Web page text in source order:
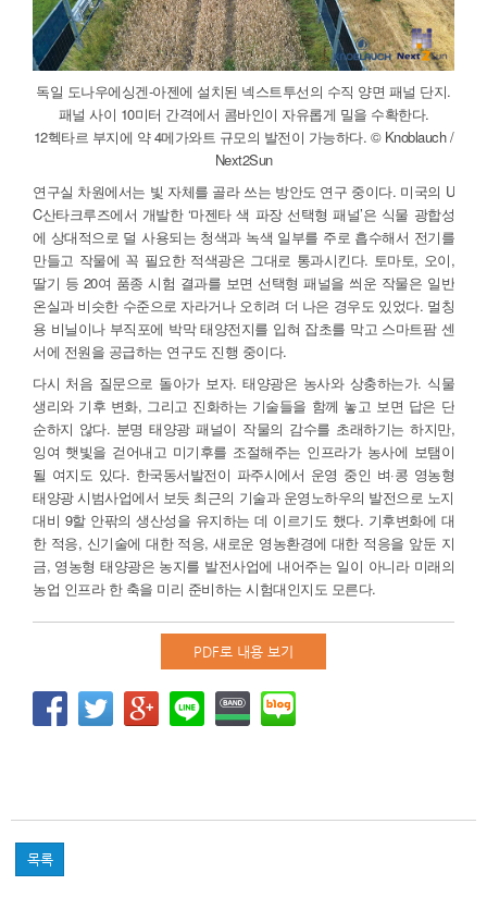
독일 도나우에싱겐-아젠에 설치된 넥스트투선의 수직 양면 패널 단지.
패널 사이 10미터 간격에서 콤바인이 자유롭게 밀을 수확한다.
12헥타르 부지에 약 4메가와트 규모의 발전이 가능하다. © Knoblauch /
Next2Sun
연구실 차원에서는 빛 자체를 골라 쓰는 방안도 연구 중이다. 미국의 U
C산타크루즈에서 개발한 ‘마젠타 색 파장 선택형 패널’은 식물 광합성
에 상대적으로 덜 사용되는 청색과 녹색 일부를 주로 흡수해서 전기를
만들고 작물에 꼭 필요한 적색광은 그대로 통과시킨다. 토마토, 오이,
딸기 등 20여 품종 시험 결과를 보면 선택형 패널을 씌운 작물은 일반
온실과 비슷한 수준으로 자라거나 오히려 더 나은 경우도 있었다. 멀칭
용 비닐이나 부직포에 박막 태양전지를 입혀 잡초를 막고 스마트팜 센
서에 전원을 공급하는 연구도 진행 중이다.
다시 처음 질문으로 돌아가 보자. 태양광은 농사와 상충하는가. 식물
생리와 기후 변화, 그리고 진화하는 기술들을 함께 놓고 보면 답은 단
순하지 않다. 분명 태양광 패널이 작물의 감수를 초래하기는 하지만,
잉여 햇빛을 걷어내고 미기후를 조절해주는 인프라가 농사에 보탬이
될 여지도 있다. 한국동서발전이 파주시에서 운영 중인 벼·콩 영농형
태양광 시범사업에서 보듯 최근의 기술과 운영노하우의 발전으로 노지
대비 9할 안팎의 생산성을 유지하는 데 이르기도 했다. 기후변화에 대
한 적응, 신기술에 대한 적응, 새로운 영농환경에 대한 적응을 앞둔 지
금, 영농형 태양광은 농지를 발전사업에 내어주는 일이 아니라 미래의
농업 인프라 한 축을 미리 준비하는 시험대인지도 모른다.
PDF로 내용 보기
목록